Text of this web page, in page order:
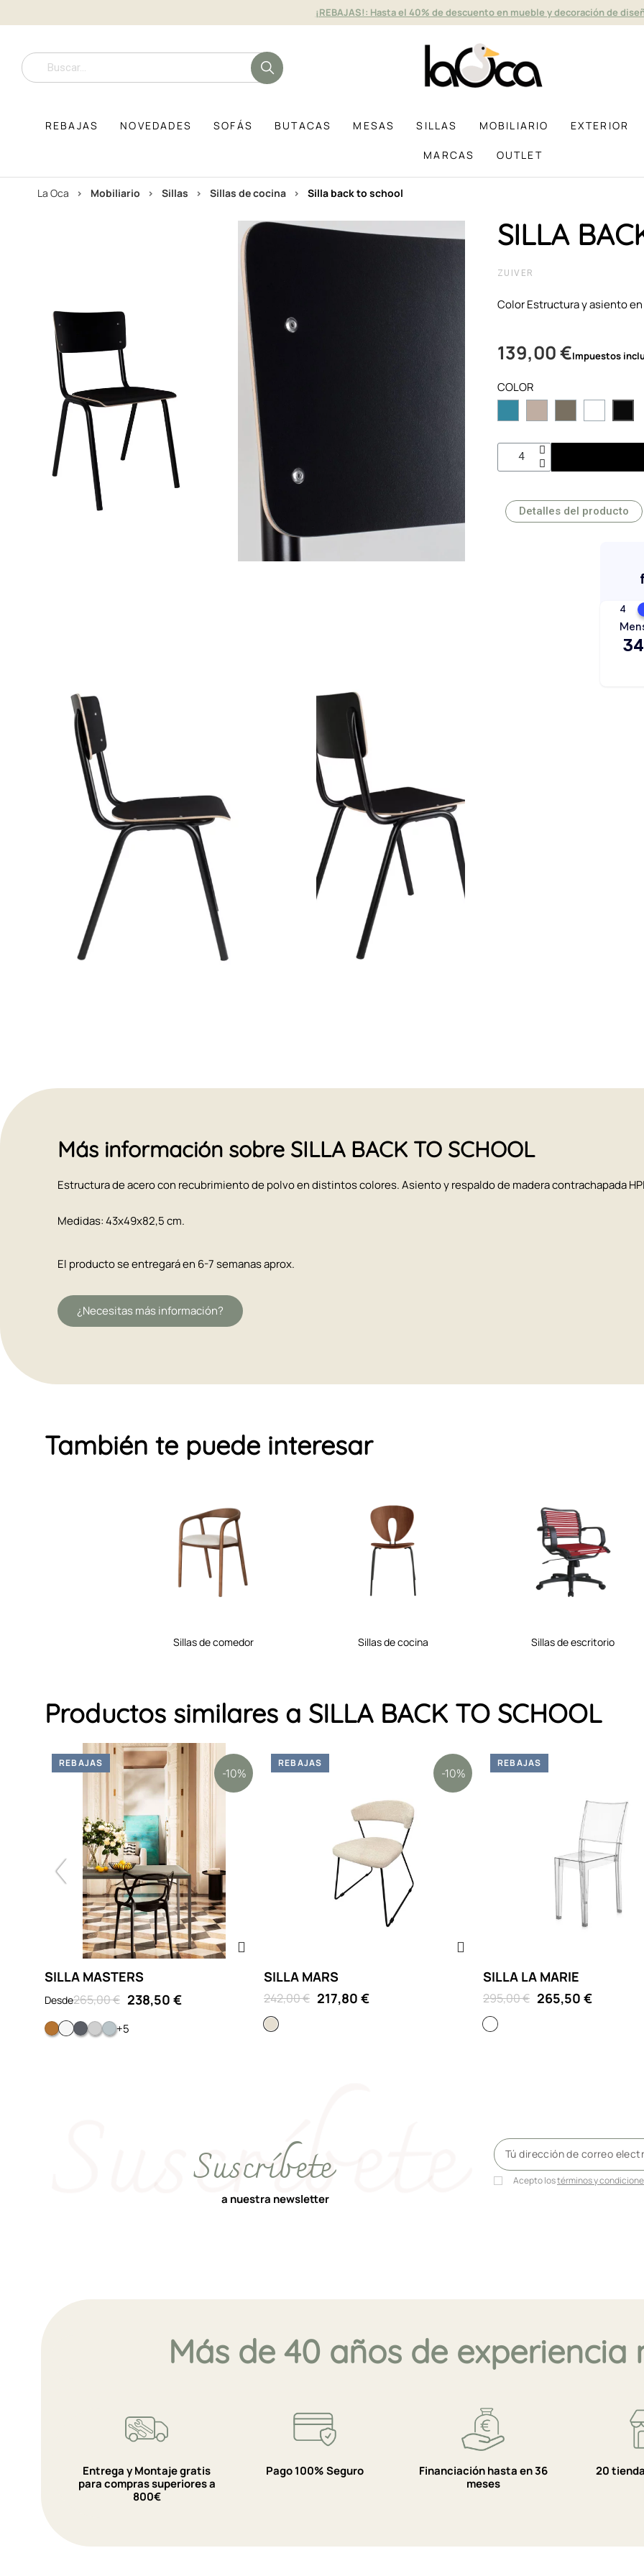
¡REBAJAS!: Hasta el 40% de descuento en mueble y decoración de
REBAJAS NOVEDADES SOFÁS BUTACAS MESAS SILLAS MOBILIARIO EXTERIOR
MARCAS OUTLET
La Oca mobiliario sillas sillas de cocina silla back to school
SILLA
ZUIVER
Color Estructura y asiento
139,00 €Impuestos
COLOR
Detalles del producto
Más información sobre SILLA BACK TO SCHOOL
Estructura de acero con recubrimiento de polvo en distintos colores. Asiento y respaldo de madera contrachapada
Medidas: 43x49x82,5 cm.
El producto se entregará en 6-7 semanas aprox.
¿Necesitas más información?
También te puede interesar
sillas de comedor sillas de cocina sillas de escritorio
Productos similares a SILLA BACK TO SCHOOL
SILLA MASTERS
Desde265,00 € 238,50 €
Cobre metalizado
Blanco
Metalizado titanio
GRISMetalizado cromado
+5
-10%
REBAJAS
SILLA MARS
242,00 € 217,80 €
Beige
-10%
REBAJAS
SILLA LA MARIE
295,00 € 265,50 €
Cristal
REBAJAS
Suscríbete
a nuestra newsletter
Acepto lostérminos y
Más de 40 años de experiencia
Entrega y Montaje gratis
para compras superiores a
800€
Pago 100% Seguro
Financiación hasta en 36
meses
20